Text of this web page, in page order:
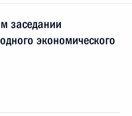
заседании
экономического